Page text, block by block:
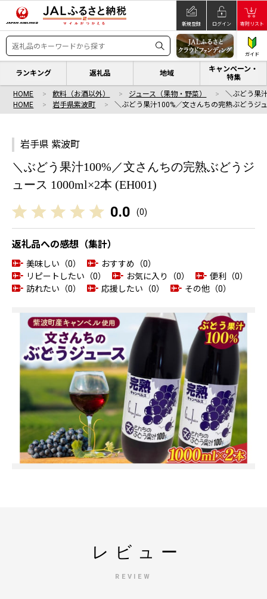
新規登録 ログイン 寄附リスト
ガイド
ランキング 返礼品 地域
キャンペーン・
特集
HOME 飲料（お酒以外） ジュース（果物・野菜）
＼ぶどう果
HOME
岩手県紫波町 ＼ぶどう果汁100%／文さんちの完熟ぶどうジ
岩手県 紫波町
＼ぶどう果汁100%／文さんちの完熟ぶどうジ
ュース 1000ml×2本 (EH001)
0.0 (0)
返礼品への感想（集計）
美味しい（0）
おすすめ（0）
リピートしたい（0）
お気に入り（0）
便利（0）
訪れたい（0）
応援したい（0） その他（0）
レビュー
REVIEW